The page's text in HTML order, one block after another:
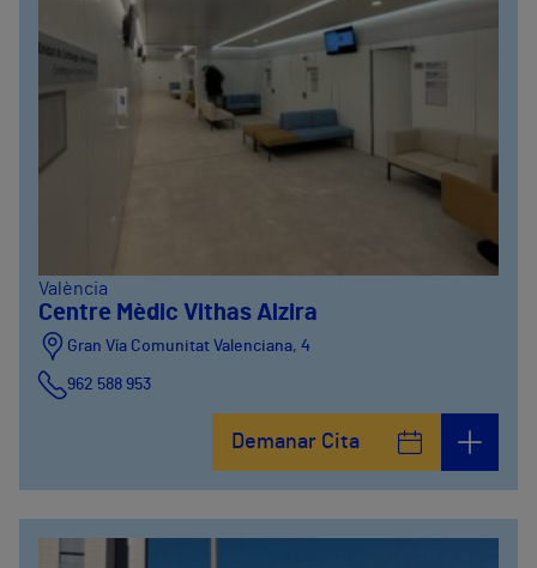
València
Centre Mèdic Vithas Alzira
Gran Vía Comunitat Valenciana, 4
962 588 953
Demanar Cita